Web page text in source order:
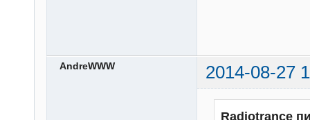
AndreWWW 2014-08-27
Radiotrance